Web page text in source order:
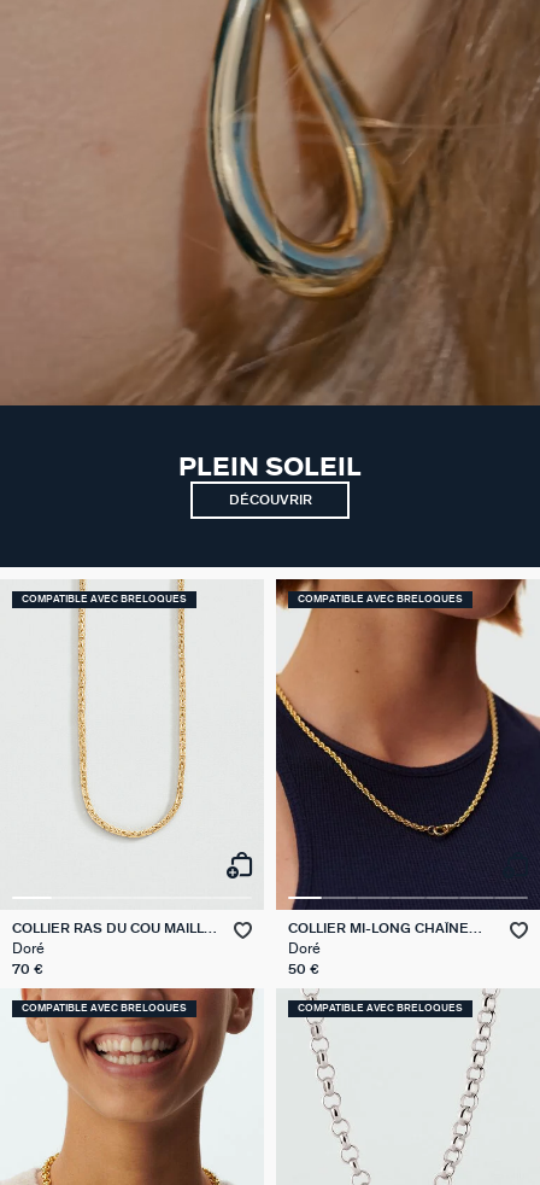
PLEIN SOLEIL
DÉCOUVRIR
COMPATIBLE AVEC BRELOQUES
COLLIER RAS DU COU MAILLE
BIZANTINE
Doré
70 €
COMPATIBLE AVEC BRELOQUES
COLLIER MI-LONG CHAÎNE
CORDE
Doré
50 €
COMPATIBLE AVEC BRELOQUES COMPATIBLE AVEC BRELOQUES